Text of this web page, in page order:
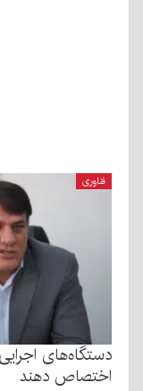
فناوری
دستگاه‌های
اختصاص دهند